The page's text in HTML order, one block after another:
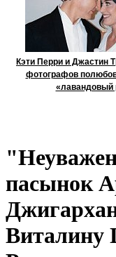
Кэти Перри и Джастин
фотографов
«лавандовый
пасынок